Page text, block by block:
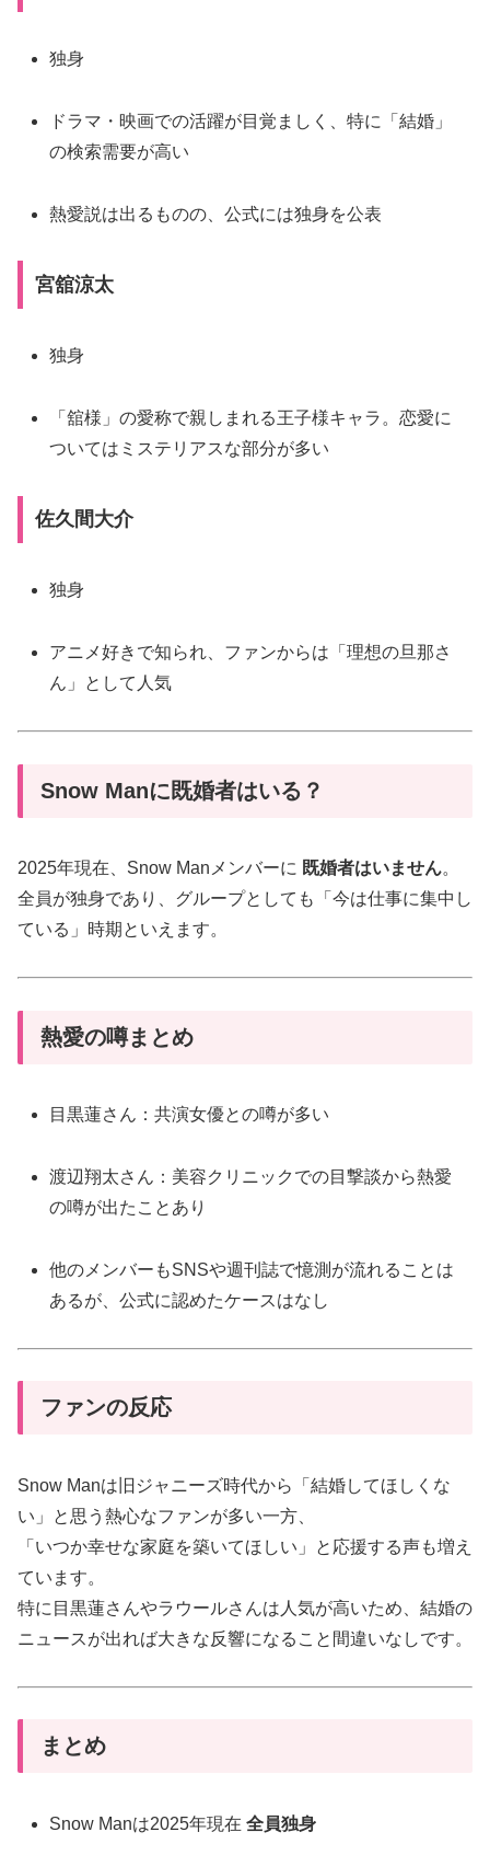
独身
ドラマ・映画での活躍が目覚ましく、特に「結婚」
の検索需要が高い
熱愛説は出るものの、公式には独身を公表
宮舘涼太
独身
「舘様」の愛称で親しまれる王子様キャラ。恋愛に
ついてはミステリアスな部分が多い
佐久間大介
独身
アニメ好きで知られ、ファンからは「理想の旦那さ
ん」として人気
Snow Manに既婚者はいる？
2025年現在、Snow Manメンバーに 既婚者はいません。
全員が独身であり、グループとしても「今は仕事に集中し
ている」時期といえます。
熱愛の噂まとめ
目黒蓮さん：共演女優との噂が多い
渡辺翔太さん：美容クリニックでの目撃談から熱愛
の噂が出たことあり
他のメンバーもSNSや週刊誌で憶測が流れることは
あるが、公式に認めたケースはなし
ファンの反応
Snow Manは旧ジャニーズ時代から「結婚してほしくな
い」と思う熱心なファンが多い一方、
「いつか幸せな家庭を築いてほしい」と応援する声も増え
ています。
特に目黒蓮さんやラウールさんは人気が高いため、結婚の
ニュースが出れば大きな反響になること間違いなしです。
まとめ
Snow Manは2025年現在全員独身